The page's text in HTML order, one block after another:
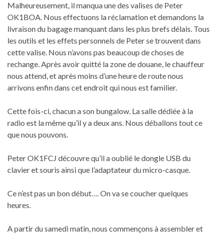
Malheureusement, il manqua une des valises de Peter
OK1BOA. Nous effectuons la réclamation et demandons la
livraison du bagage manquant dans les plus brefs délais. Tous
les outils et les effets personnels de Peter se trouvent dans
cette valise. Nous n’avons pas beaucoup de choses de
rechange. Après avoir quitté la zone de douane, le chauffeur
nous attend, et après moins d’une heure de route nous
arrivons enfin dans cet endroit qui nous est familier.
Cette fois-ci, chacun a son bungalow. La salle dédiée à la
radio est la même qu’il y a deux ans. Nous déballons tout ce
que nous pouvons.
Peter OK1FCJ découvre qu’il a oublié le dongle USB du
clavier et souris ainsi que l’adaptateur du micro-casque.
Ce n’est pas un bon début…. On va se coucher quelques
heures.
A partir du samedi matin, nous commençons à assembler et